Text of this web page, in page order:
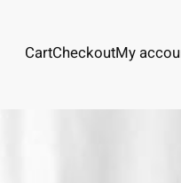
CartCheckoutMy